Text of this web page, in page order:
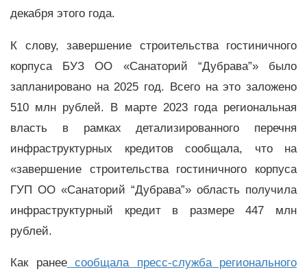
декабря этого года.
К слову, завершение строительства гостиничного
корпуса БУЗ ОО «Санаторий “Дубрава”» было
запланировано на 2025 год. Всего на это заложено
510 млн рублей. В марте 2023 года региональная
власть в рамках детализированного перечня
инфраструктурных кредитов сообщала, что на
«завершение строительства гостиничного корпуса
ГУП ОО «Санаторий “Дубрава”» область получила
инфраструктурный кредит в размере 447 млн
рублей.
Как ранее
сообщала пресс-служба регионального